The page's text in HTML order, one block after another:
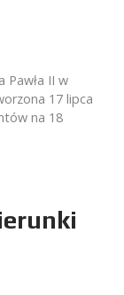
Pawła II w
17 lipca
na 18